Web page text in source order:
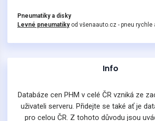
Pneumatiky a disky
Levné pneumatikyod všenaauto.cz - pneu rychle
Info
Databáze cen PHM v celé ČR vzniká ze
uživateli serveru. Přidejte se také ať je
pro celou ČR. Z tohoto důvodu jsou